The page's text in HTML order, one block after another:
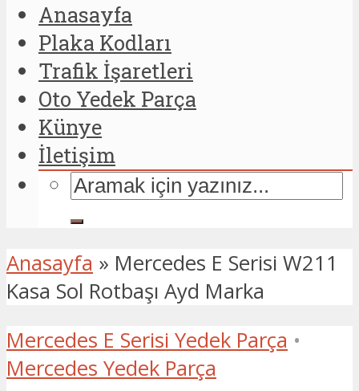
Anasayfa
Plaka Kodları
Trafik İşaretleri
Oto Yedek Parça
Künye
İletişim
Anasayfa » Mercedes E Serisi W211
Kasa Sol Rotbaşı Ayd Marka
Mercedes E Serisi Yedek Parça •
Mercedes Yedek Parça